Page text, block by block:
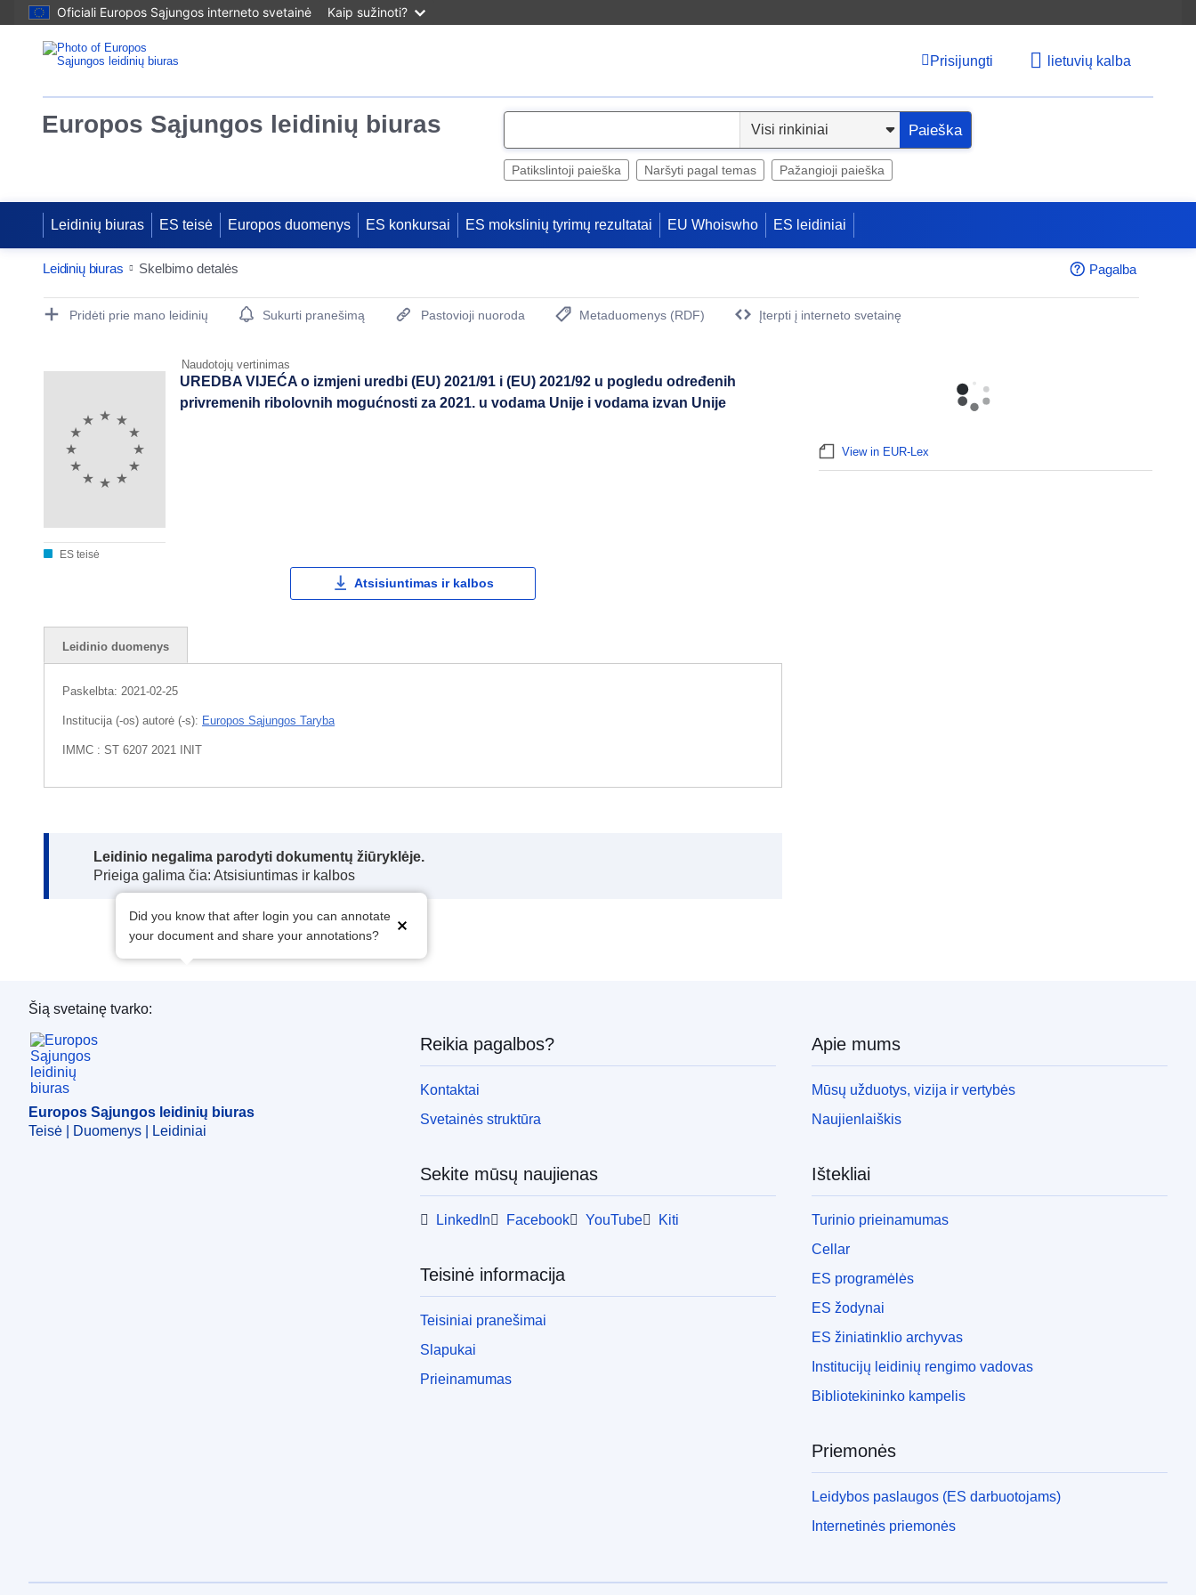
Oficiali Europos Sąjungos interneto svetainė Kaip sužinoti?
Prisijungti lietuvių kalba
Europos Sąjungos leidinių biuras
e
Paieška
Patikslintoji paieška Naršyti pagal temas Pažangioji paieška
Leidinių biuras ES teisė Europos duomenys ES konkursai ES mokslinių tyrimų rezultatai EU Whoiswho ES leidiniai
Leidinių biuras Skelbimo detalės Pagalba
Publication Detail Actions Portlet
Pridėti prie mano leidinių Sukurti pranešimą Pastovioji nuoroda
Metaduomenys (RDF)
Įterpti į interneto svetainę
Naudotojų vertinimas
ES teisė
UREDBA VIJEĆA o izmjeni uredbi (EU) 2021/91 i (EU) 2021/92 u pogledu određenih
privremenih ribolovnih mogućnosti za 2021. u vodama Unije i vodama izvan Unije
Atsisiuntimas ir kalbos
Leidinio duomenys
Paskelbta: 2021-02-25
Institucija (-os) autorė (-s): Europos Sąjungos Taryba
IMMC : ST 6207 2021 INIT
Note:
Leidinio negalima parodyti dokumentų žiūryklėje.
Prieiga galima čia: Atsisiuntimas ir kalbos
Did you know that after login you can annotate
your document and share your annotations?
View in EUR-Lex
Europos Sąjungos leidinių biuras
Šią svetainę tvarko:
Europos Sąjungos leidinių biuras
Teisė | Duomenys | Leidiniai
Reikia pagalbos?
Kontaktai
Svetainės struktūra
Sekite mūsų naujienas
LinkedIn Facebook YouTube Kiti
Teisinė informacija
Teisiniai pranešimai
Slapukai
Prieinamumas
Apie mums
Mūsų užduotys, vizija ir vertybės
Naujienlaiškis
Ištekliai
Turinio prieinamumas
Cellar
ES programėlės
ES žodynai
ES žiniatinklio archyvas
Institucijų leidinių rengimo vadovas
Bibliotekininko kampelis
Priemonės
Leidybos paslaugos (ES darbuotojams)
Internetinės priemonės